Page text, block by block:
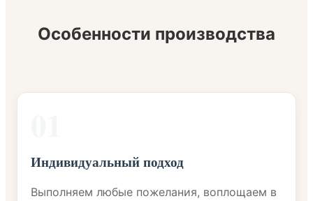
Особенности производства
Индивидуальный подход
Выполняем любые пожелания, воплощаем в